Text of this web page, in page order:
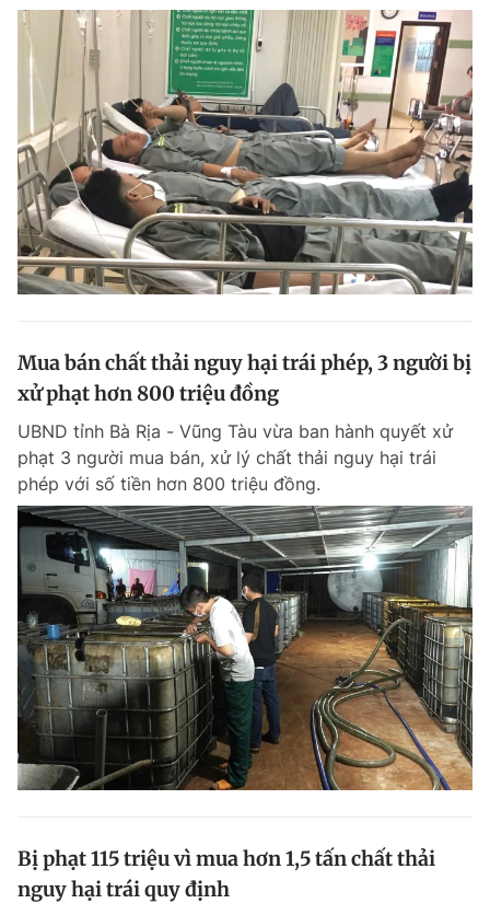
Mua bán chất thải nguy hại trái phép, 3 người bị
xử phạt hơn 800 triệu đồng
UBND tỉnh Bà Rịa - Vũng Tàu vừa ban hành quyết xử
phạt 3 người mua bán, xử lý chất thải nguy hại trái
phép với số tiền hơn 800 triệu đồng.
Bị phạt 115 triệu vì mua hơn 1,5 tấn chất thải
nguy hại trái quy định